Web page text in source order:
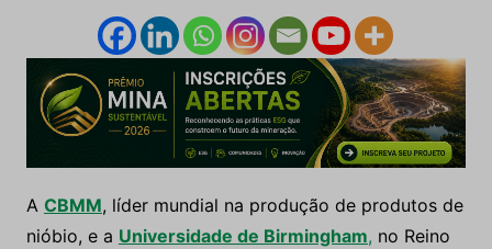
A CBMM, líder mundial na produção de produtos de
nióbio, e a Universidade de Birmingham, no Reino